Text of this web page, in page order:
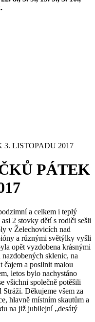
LISTOPADU 2017
PÁTEK
a celkem i teplý
asi 2 stovky dětí s rodiči sešli
v Želechovicích nad
a různými světýlky vyšli
opět vyzdobena krásnými
sklenic, na
čajem a posilnit malou
letos bylo nachystáno
všichni společně potěšili
Děkujeme všem za
hlavně místním skautům a
na již jubilejní „desátý